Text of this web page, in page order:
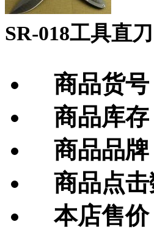
SR-018工具直刀
商品货号
商品库存
商品品牌
商品点击
本店售价